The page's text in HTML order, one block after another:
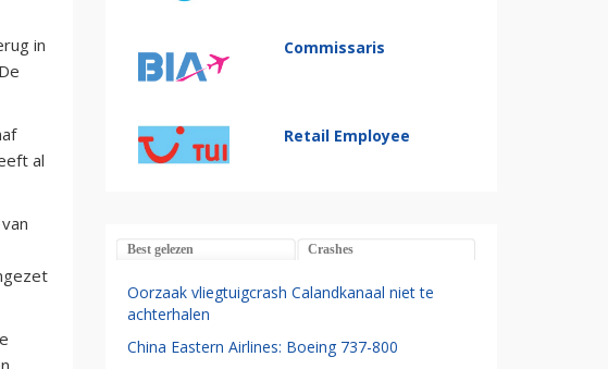
in
al
Commissaris
Retail Employee
Best gelezen Crashes
Oorzaak vliegtuigcrash Calandkanaal niet te
achterhalen
China Eastern Airlines: Boeing 737-800